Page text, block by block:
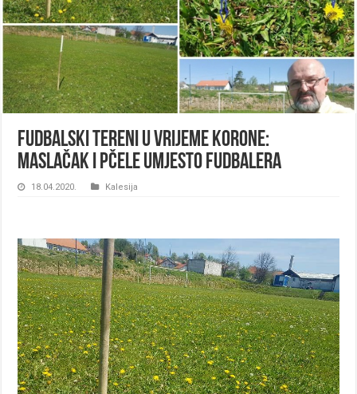
Fudbalski tereni u vrijeme korone:
Maslačak i pčele umjesto fudbalera
18.04.2020. Kalesija